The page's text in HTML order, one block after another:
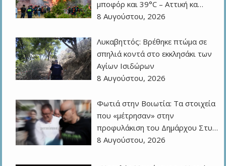
μποφόρ και 39°C – Αττική κα…
8 Αυγούστου, 2026
Λυκαβηττός: Βρέθηκε πτώμα σε
σπηλιά κοντά στο εκκλησάκι των
Αγίων Ισιδώρων
8 Αυγούστου, 2026
Φωτιά στην Βοιωτία: Τα στοιχεία
που «μέτρησαν» στην
προφυλάκιση του Δημάρχου Στυ…
8 Αυγούστου, 2026